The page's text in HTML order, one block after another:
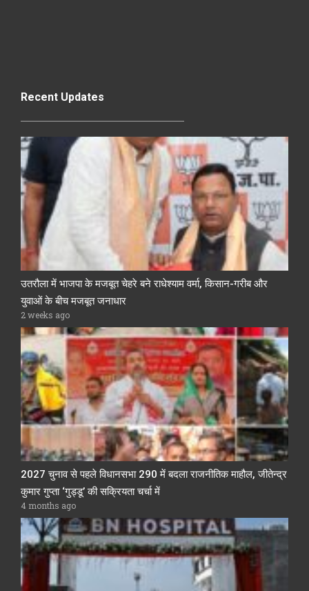
Recent Updates
उतरौला में भाजपा के मजबूत चेहरे बने राधेश्याम वर्मा, किसान-गरीब और
युवाओं के बीच मजबूत जनाधार
2 weeks ago
2027 चुनाव से पहले विधानसभा 290 में बदला राजनीतिक माहौल, जीतेन्द्र
कुमार गुप्ता ‘गुड्डू’ की सक्रियता चर्चा में
4 months ago